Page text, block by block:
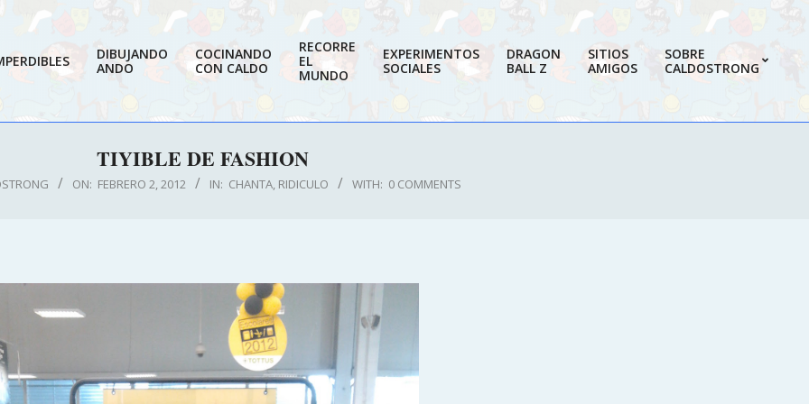
DIBUJANDO
ANDO
COCINANDO
CON CALDO
RECORRE
EL
MUNDO
EXPERIMENTOS
SOCIALES
DRAGON
BALL Z
SITIOS
AMIGOS
SOBRE
CALDOSTRONG
TIYIBLE DE FASHION
ON: FEBRERO 2, 2012 IN: CHANTA, RIDICULO WITH: 0 COMMENTS